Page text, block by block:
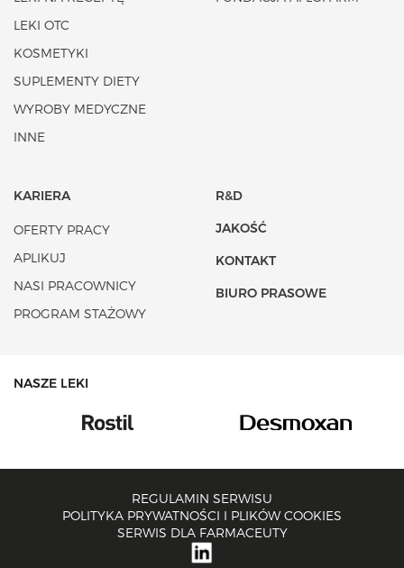
LEKI OTC
KOSMETYKI
SUPLEMENTY DIETY
WYROBY MEDYCZNE
INNE
KARIERA
OFERTY PRACY
APLIKUJ
NASI PRACOWNICY
PROGRAM STAŻOWY
R&D
JAKOŚĆ
KONTAKT
BIURO PRASOWE
NASZE LEKI
REGULAMIN SERWISU
POLITYKA PRYWATNOŚCI I PLIKÓW COOKIES
SERWIS DLA FARMACEUTY